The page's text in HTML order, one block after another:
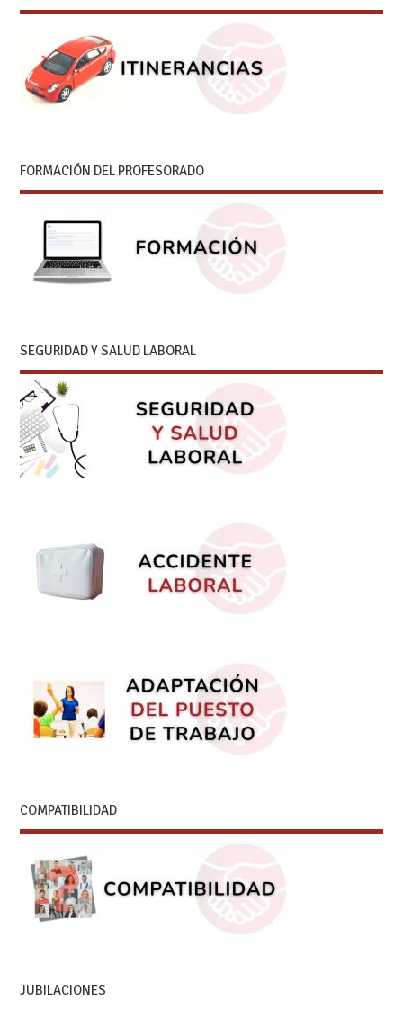
FORMACIÓN DEL PROFESORADO
SEGURIDAD Y SALUD LABORAL
COMPATIBILIDAD
JUBILACIONES